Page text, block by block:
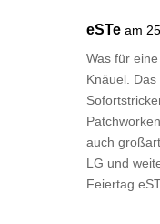
eSTe am
Was für
Knäuel.
auch
LG und
Feiertag